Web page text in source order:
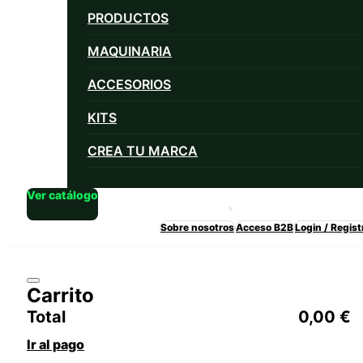
PRODUCTOS
MAQUINARIA
ACCESORIOS
KITS
CREA TU MARCA
Ver catálogo
Sobre nosotrosAcceso B2BLogin /
Carrito
Total 0,00 €
Ir al pago